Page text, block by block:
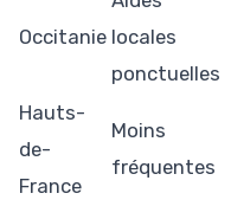
Occitanie locales
ponctuelles
Hauts-
de-
France
Moins
fréquentes